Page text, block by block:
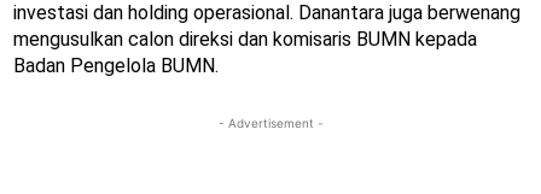
investasi dan holding operasional. Danantara juga berwenang
mengusulkan calon direksi dan komisaris BUMN kepada
Badan Pengelola BUMN.
- Advertisement -